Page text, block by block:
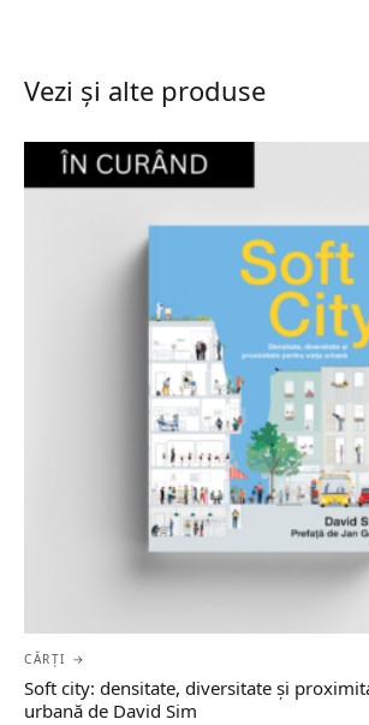
Vezi și alte produse
CĂRȚI →
Soft city: densitate, diversitate şi
urbană de David Sim